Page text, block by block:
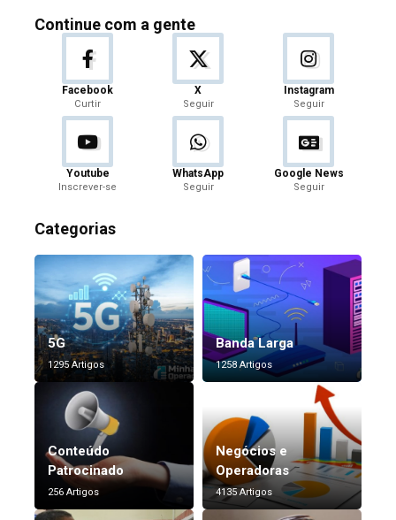
Continue com a gente
Facebook
Curtir
X
Seguir
Instagram
Seguir
Youtube
Inscrever-se
WhatsApp
Seguir
Google News
Seguir
Categorias
5G
1295 Artigos
Banda Larga
1258 Artigos
Conteúdo
Patrocinado
256 Artigos
Negócios e
Operadoras
4135 Artigos